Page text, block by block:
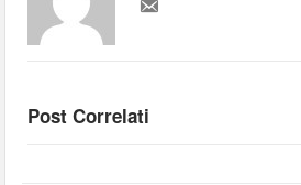
Post Correlati